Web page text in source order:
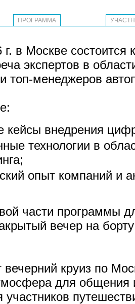
ПРОГРАММА
г. в Москве
экспертов в
топ-менеджеров
кейсы внедрения
технологии в
опыт компаний и
части программы
вечер на
вечерний круиз по
для общения
участников